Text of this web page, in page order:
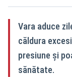
Vara aduce
căldura
presiune și
sănătate.